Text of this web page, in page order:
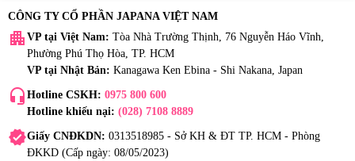
CÔNG TY CỔ PHẦN JAPANA VIỆT NAM
apartment VP tại Việt Nam: Tòa Nhà Trường Thịnh, 76 Nguyễn Háo Vĩnh,
Phường Phú Thọ Hòa, TP. HCM
VP tại Nhật Bản: Kanagawa Ken Ebina - Shi Nakana, Japan
headset_mic Hotline CSKH: 0975 800 600
Hotline khiếu nại: (028) 7108 8889
verifiedGiấy CNĐKDN: 0313518985 - Sở KH & ĐT TP. HCM - Phòng
ĐKKD (Cấp ngày: 08/05/2023)